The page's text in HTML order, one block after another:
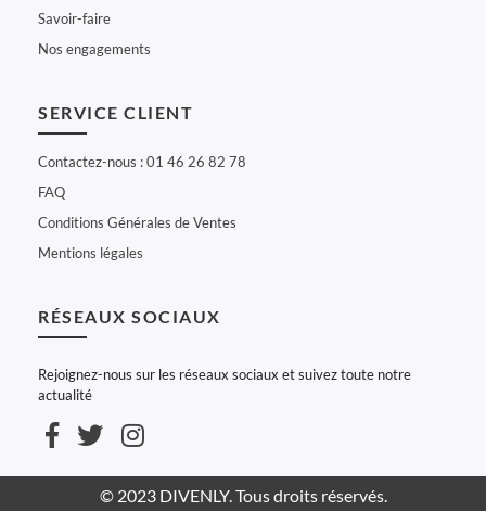
Savoir-faire
Nos engagements
SERVICE CLIENT
Contactez-nous : 01 46 26 82 78
FAQ
Conditions Générales de Ventes
Mentions légales
RÉSEAUX SOCIAUX
Rejoignez-nous sur les réseaux sociaux et suivez toute notre
actualité
© 2023 DIVENLY. Tous droits réservés.